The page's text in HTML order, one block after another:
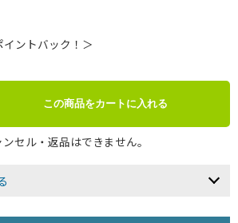
ントバック！＞
この商品をカートに入れる
セル・返品はできません。